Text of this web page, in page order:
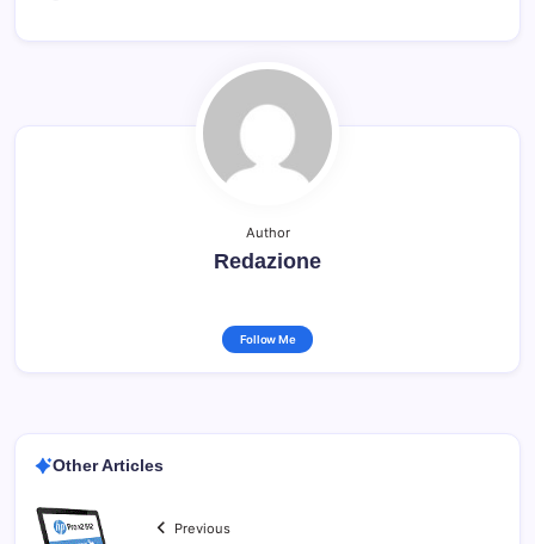
Author
Redazione
Follow Me
Other Articles
Previous